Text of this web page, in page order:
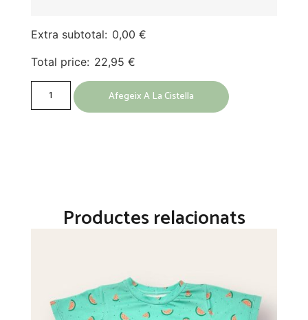
Extra subtotal: 0,00 €
Total price: 22,95 €
Afegeix A La Cistella
Productes relacionats